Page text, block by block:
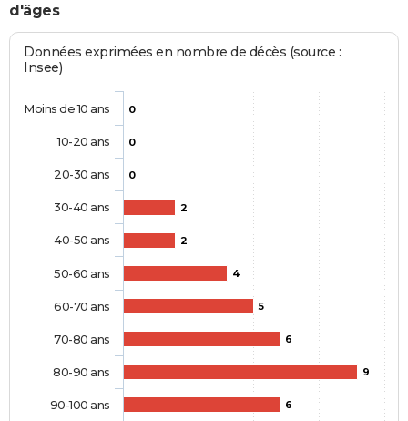
d'âges
Données exprimées en nombre de décès (source :
Insee)
0
0
0
2
2
4
5
6
9
6
Moins de 10 ans
10-20 ans
20-30 ans
30-40 ans
40-50 ans
50-60 ans
60-70 ans
70-80 ans
80-90 ans
90-100 ans